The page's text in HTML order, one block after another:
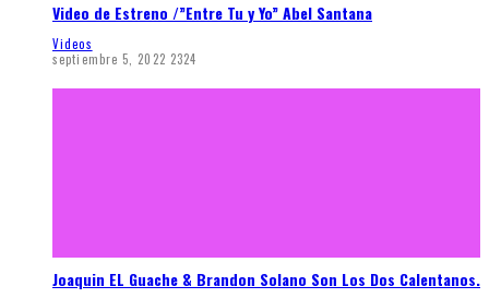
Video de Estreno /”Entre Tu y Yo” Abel Santana
Videos
septiembre 5, 2022 2324
Joaquin EL Guache & Brandon Solano Son Los Dos Calentanos.